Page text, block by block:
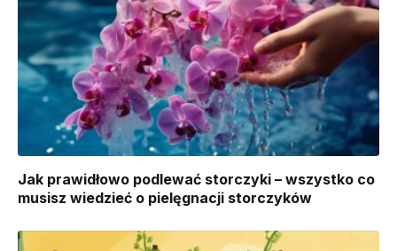
Jak prawidłowo podlewać storczyki – wszystko co
musisz wiedzieć o pielęgnacji storczyków